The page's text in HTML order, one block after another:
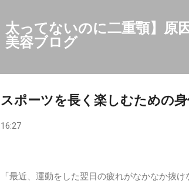
太ってないのに二重顎】原
美容ブログ
スポーツを長く楽しむための
16:27
「最近、運動をした翌日の疲れがなかなか抜